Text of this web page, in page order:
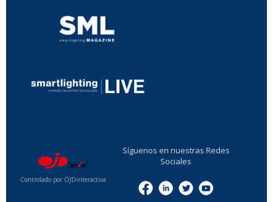
Controlado por OJDinteractiva
Síguenos en nuestras Redes
Sociales